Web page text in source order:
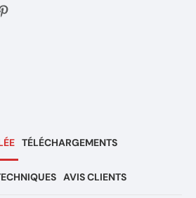
TÉLÉCHARGEMENTS
AVIS CLIENTS